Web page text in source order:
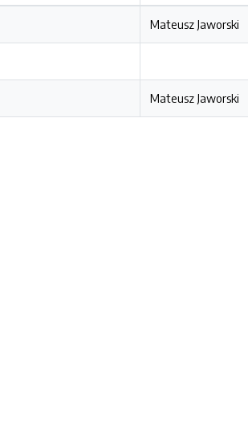
Mateusz Jaworski
Mateusz Jaworski